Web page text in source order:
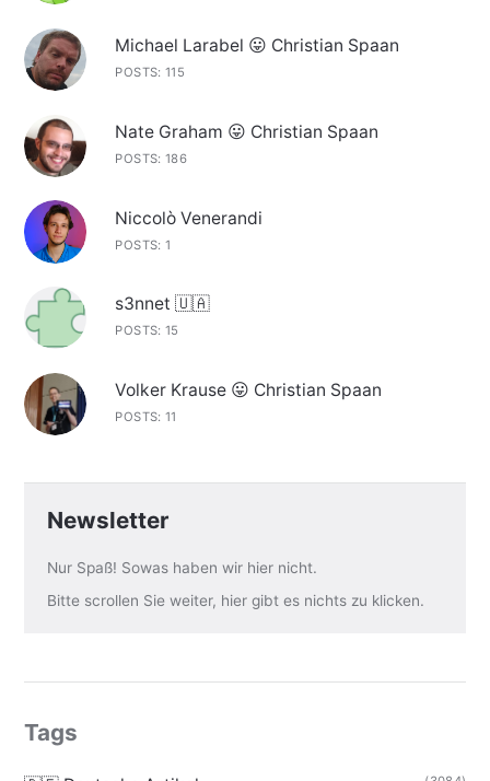
Michael Larabel 😛 Christian Spaan
POSTS: 115
Nate Graham 😛 Christian Spaan
POSTS: 186
Niccolò Venerandi
POSTS: 1
s3nnet 🇺🇦
POSTS: 15
Volker Krause 😛 Christian Spaan
POSTS: 11
Newsletter
Nur Spaß! Sowas haben wir hier nicht.
Bitte scrollen Sie weiter, hier gibt es nichts zu klicken.
Tags